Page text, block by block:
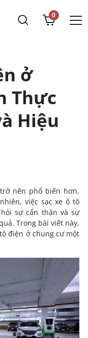
0
ở
Thực
Hiệu
nên phổ biến hơn,
việc sạc xe ô tô
sự cẩn thận và sự
Trong bài viết này,
điện ở chung cư một